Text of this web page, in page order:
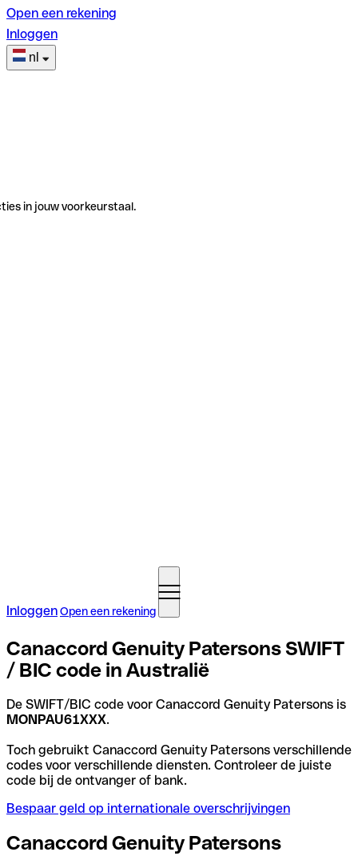
Open een rekening
Inloggen
nl
in jouw voorkeurstaal.
InloggenOpen een rekening
Canaccord Genuity Patersons SWIFT
/ BIC code in Australië
De SWIFT/BIC code voor Canaccord Genuity Patersons is
MONPAU61XXX.
Toch gebruikt Canaccord Genuity Patersons verschillende
codes voor verschillende diensten. Controleer de juiste
code bij de ontvanger of bank.
Bespaar geld op internationale overschrijvingen
Canaccord Genuity Patersons